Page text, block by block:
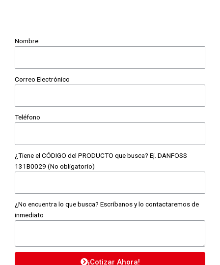
Nombre
Correo Electrónico
Teléfono
¿Tiene el CÓDIGO del PRODUCTO que busca? Ej. DANFOSS
131B0029 (No obligatorio)
¿No encuentra lo que busca? Escríbanos y lo contactaremos de
inmediato
¡Cotizar Ahora!